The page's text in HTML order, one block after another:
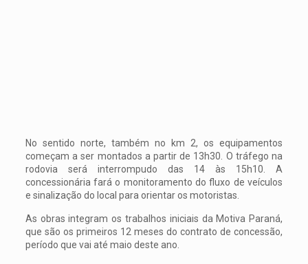
No sentido norte, também no km 2, os equipamentos
começam a ser montados a partir de 13h30. O tráfego na
rodovia será interrompudo das 14 às 15h10. A
concessionária fará o monitoramento do fluxo de veículos
e sinalização do local para orientar os motoristas.
As obras integram os trabalhos iniciais da Motiva Paraná,
que são os primeiros 12 meses do contrato de concessão,
período que vai até maio deste ano.